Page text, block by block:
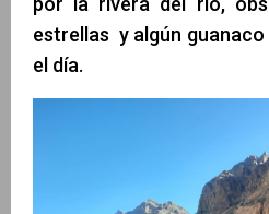
estrellas y algún
el día.